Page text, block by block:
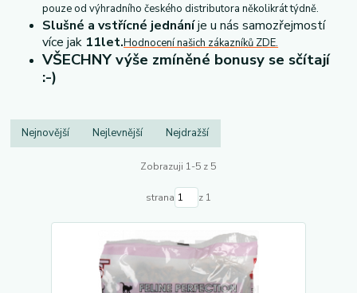
pouze od výhradního českého distributora několikrát týdně.
Slušné a vstřícné jednáníje u nás samozřejmostí
více jak 11let.Hodnocení našich zákazníků ZDE.
VŠECHNY výše zmíněné bonusy se sčítají
:-)
Nejnovější Nejlevnější Nejdražší
Zobrazuji 1-5 z 5
strana z 1